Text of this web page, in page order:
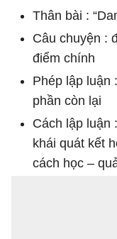
Thân bài :
Câu chuyện :
điểm chính
Phép lập luận
phần còn lại
Cách lập luận
khái quát kết
cách học –